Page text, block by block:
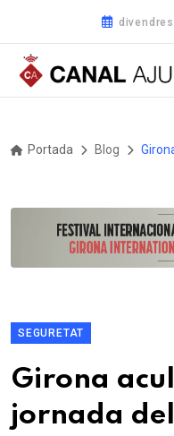
Portada Blog
SEGURETAT
Girona
jornada